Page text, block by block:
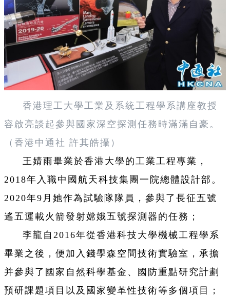
香港理工大學工業及系統工程學系講座教授
容啟亮談起參與國家深空探測任務時滿滿自豪。
（香港中通社 許其皓攝）
王婧雨畢業於香港大學的工業工程專業，
2018年入職中國航天科技集團一院總體設計部。
2020年9月她作為試驗隊隊員，參與了長征五號
遙五運載火箭發射嫦娥五號探測器的任務；
李龍自2016年從香港科技大學機械工程學系
畢業之後，便加入錢學森空間技術實驗室，承擔
并參與了國家自然科學基金、國防重點研究計劃
預研課題項目以及國家變革性技術等多個項目；